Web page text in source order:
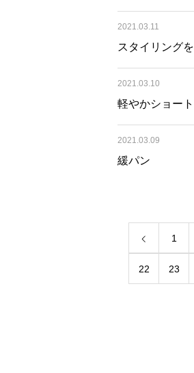
2021.03.11
スタイリングを
2021.03.10
軽やかショート
2021.03.09
緩パン
1
22 23